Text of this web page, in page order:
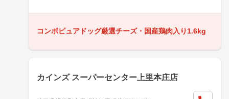
コンボピュアドッグ厳選チーズ・国産鶏肉入り1.6kg
カインズ スーパーセンター上里本庄店